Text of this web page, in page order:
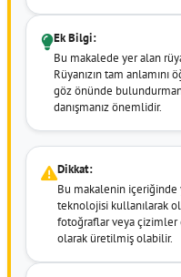
Ek Bilgi:
Bu makalede yer alan
Rüyanızın tam anlamını
göz önünde
danışmanız önemlidir.
Dikkat:
Bu makalenin içeriğinde
teknolojisi kullanılarak
fotoğraflar veya çizimler
olarak üretilmiş olabilir.